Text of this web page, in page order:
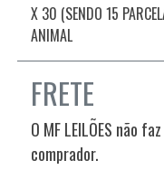
X 30 (SENDO 15
ANIMAL
FRETE
O MF LEILÕES não
comprador.